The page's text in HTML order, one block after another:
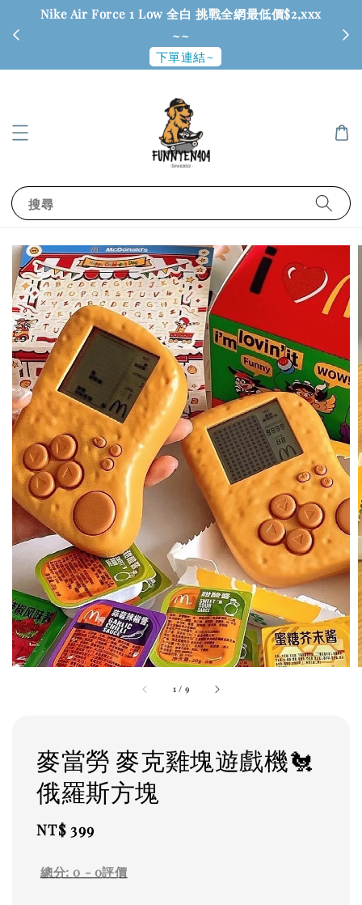
Nike Air Force 1 Low 全白 挑戰全網最低價$2,xxx
~~
下單連結~
搜尋
1 / 9
麥當勞 麥克雞塊遊戲機🐔
俄羅斯方塊
Regular
NT$ 399
總分: 0 - 0評價